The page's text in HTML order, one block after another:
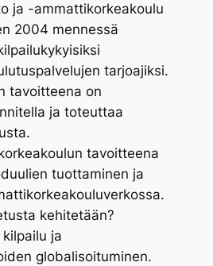
ja -ammattikorkeakoulu
2004 mennessä
tarjoajiksi.
tavoitteena on
ja toteuttaa
tavoitteena
tuottaminen ja
kehitetään?
ja
globalisoituminen.